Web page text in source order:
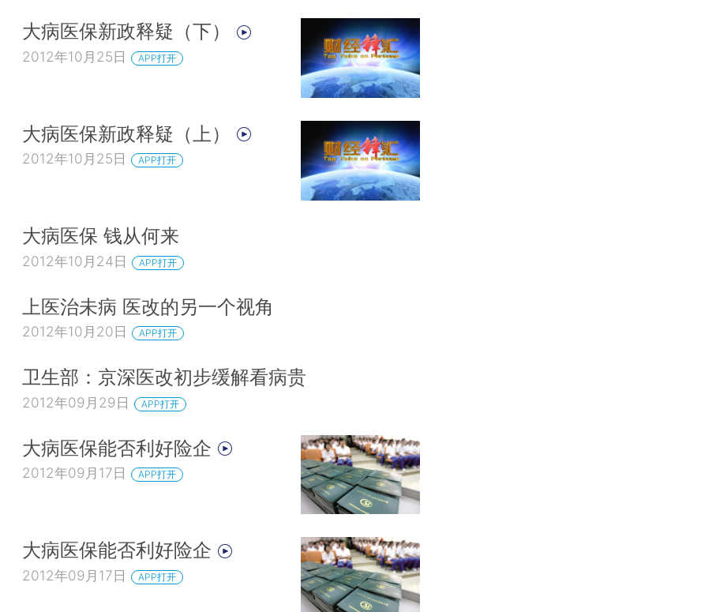
大病医保新政释疑（下）
2012年10月25日 APP打开
大病医保新政释疑（上）
2012年10月25日 APP打开
大病医保 钱从何来
2012年10月24日 APP打开
上医治未病 医改的另一个视角
2012年10月20日 APP打开
卫生部：京深医改初步缓解看病贵
2012年09月29日 APP打开
大病医保能否利好险企
2012年09月17日 APP打开
大病医保能否利好险企
2012年09月17日 APP打开